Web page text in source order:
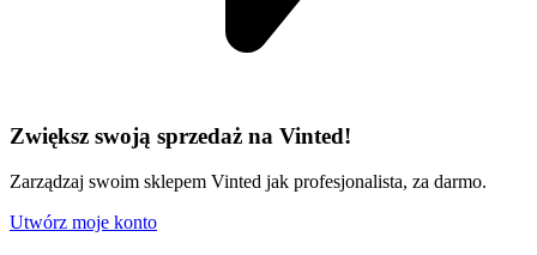
Zwiększ swoją sprzedaż na Vinted!
Zarządzaj swoim sklepem Vinted jak profesjonalista, za darmo.
Utwórz moje konto